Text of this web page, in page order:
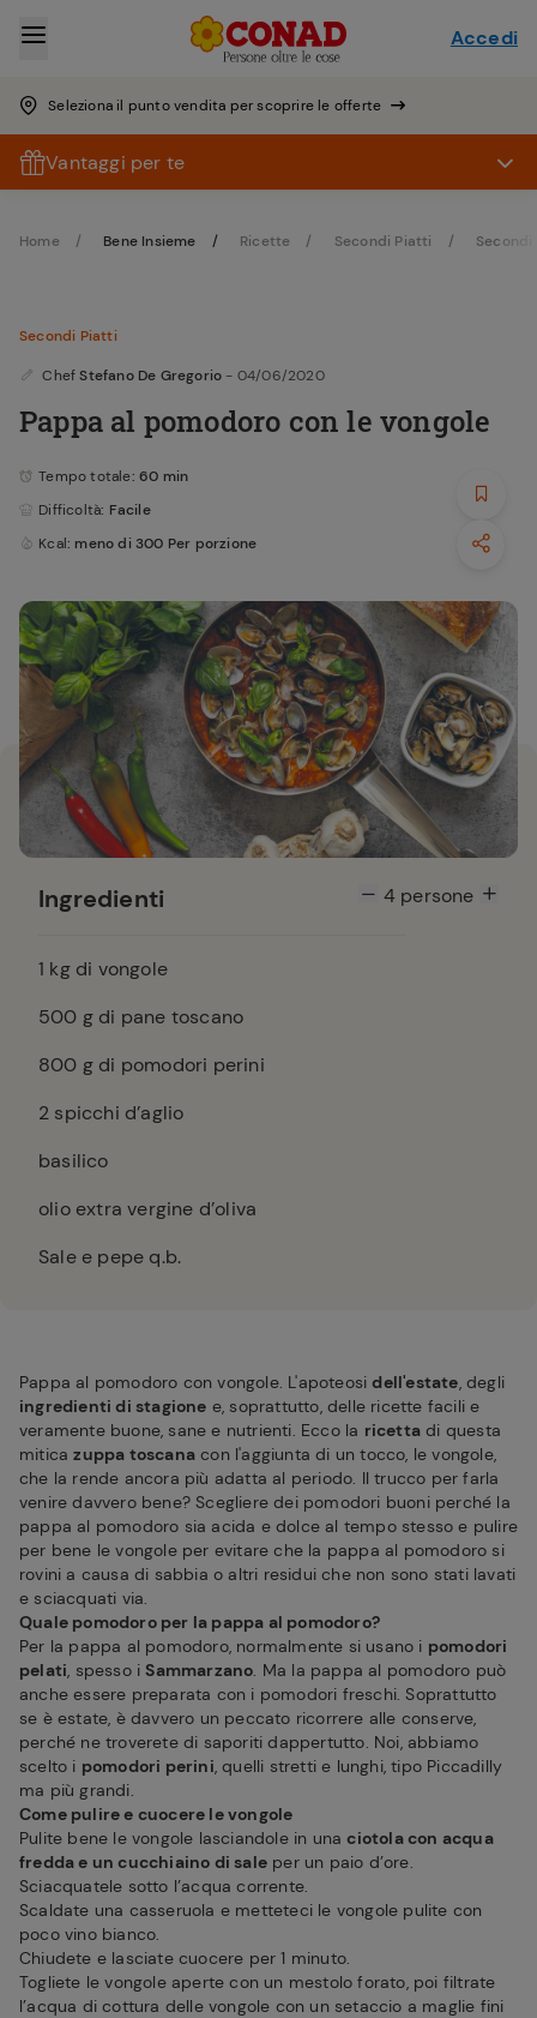
Seleziona il punto vendita per scoprire le offerte
Accedi
Vantaggi per te
Home Bene Insieme Ricette Secondi Piatti
Secondi Piatti
Chef Stefano De Gregorio - 04/06/2020
Pappa al pomodoro con le vongole
Tempo totale: 60 min
Difficoltà: Facile
Kcal: meno di 300 Per porzione
Ingredienti 4persone
1 kg di vongole
500 g di pane toscano
800 g di pomodori perini
2 spicchi d’aglio
basilico
olio extra vergine d’oliva
Sale e pepe q.b.
Pappa al pomodoro con vongole. L'apoteosidell'estate, degli
ingredienti di stagione e, soprattutto, delle ricette facili e
veramente buone, sane e nutrienti. Ecco la ricetta di questa
miticazuppa toscana con l'aggiunta di un tocco, le vongole,
che la rende ancora più adatta al periodo. Il trucco per farla
venire davvero bene? Scegliere dei pomodori buoni perché la
pappa al pomodoro sia acida e dolce al tempo stesso e pulire
per bene le vongole per evitare che la pappa al pomodoro si
rovini a causa di sabbia o altri residui che non sono stati lavati
e sciacquati via.
Quale pomodoro per la pappa al pomodoro?
Per la pappa al pomodoro, normalmente si usano i pomodori
pelati, spesso iSammarzano. Ma la pappa al pomodoro può
anche essere preparata con i pomodori freschi. Soprattutto
se è estate, è davvero un peccato ricorrere alle conserve,
perché ne troverete di saporiti dappertutto. Noi, abbiamo
scelto i pomodori perini, quelli stretti e lunghi, tipo Piccadilly
ma più grandi.
Come pulire e cuocere le vongole
Pulite bene le vongole lasciandole in unaciotola con acqua
fredda e un cucchiaino di sale per un paio d’ore.
Sciacquatele sotto l’acqua corrente.
Scaldate una casseruola e metteteci le vongole pulite con
poco vino bianco.
Chiudete e lasciate cuocere per 1 minuto.
Togliete le vongole aperte con un mestolo forato, poi filtrate
l’acqua di cottura delle vongole con un setaccio a maglie fini